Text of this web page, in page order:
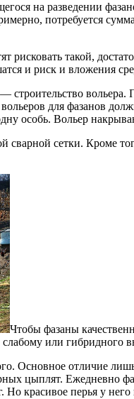
на разведении
потребуется
рисковать такой,
и риск и вложения
для фазанов
особь. Вольер
сварной сетки. Кроме
Чтобы фазаны
или
Основное отличие
цыплят. Ежедневно
Но красивое перья у